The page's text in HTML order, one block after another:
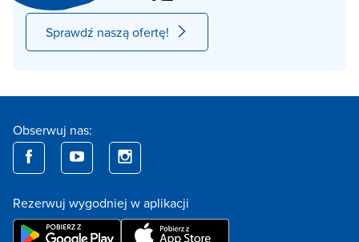
Sprawdź naszą ofertę!
Obserwuj nas:
Rezerwuj wygodniej w aplikacji